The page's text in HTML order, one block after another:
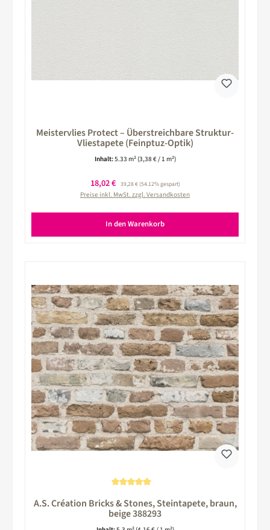
Meistervlies Protect – Überstreichbare Struktur-
Vliestapete (Feinptuz-Optik)
Inhalt:5.33 m² (3,38 € / 1 m²)
Verkaufspreis:
18,02 € Regulärer Preis:
39,28 €(54.12% gespart)
Preise inkl. MwSt. zzgl. Versandkosten
In den Warenkorb
A.S. Création Bricks & Stones, Steintapete, braun,
beige 388293